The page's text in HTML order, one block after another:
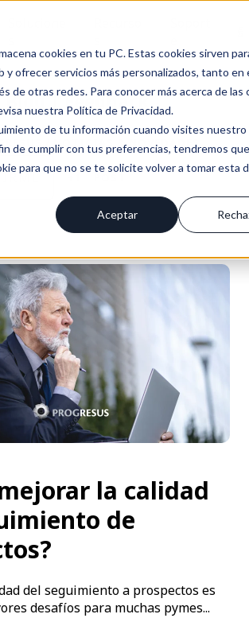
cookies en tu PC. Estas cookies sirven
y ofrecer servicios más personalizados, tanto en
de otras redes. Para conocer más acerca de las
nuestra Política de Privacidad.
de tu información cuando visites nuestro
de cumplir con tus preferencias, tendremos
para que no se te solicite volver a tomar esta
Aceptar
Blog | Feedback
/ NOTICIAS & NOVEDADES
la calidad
de
del seguimiento a prospectos es
desafíos para muchas pymes...